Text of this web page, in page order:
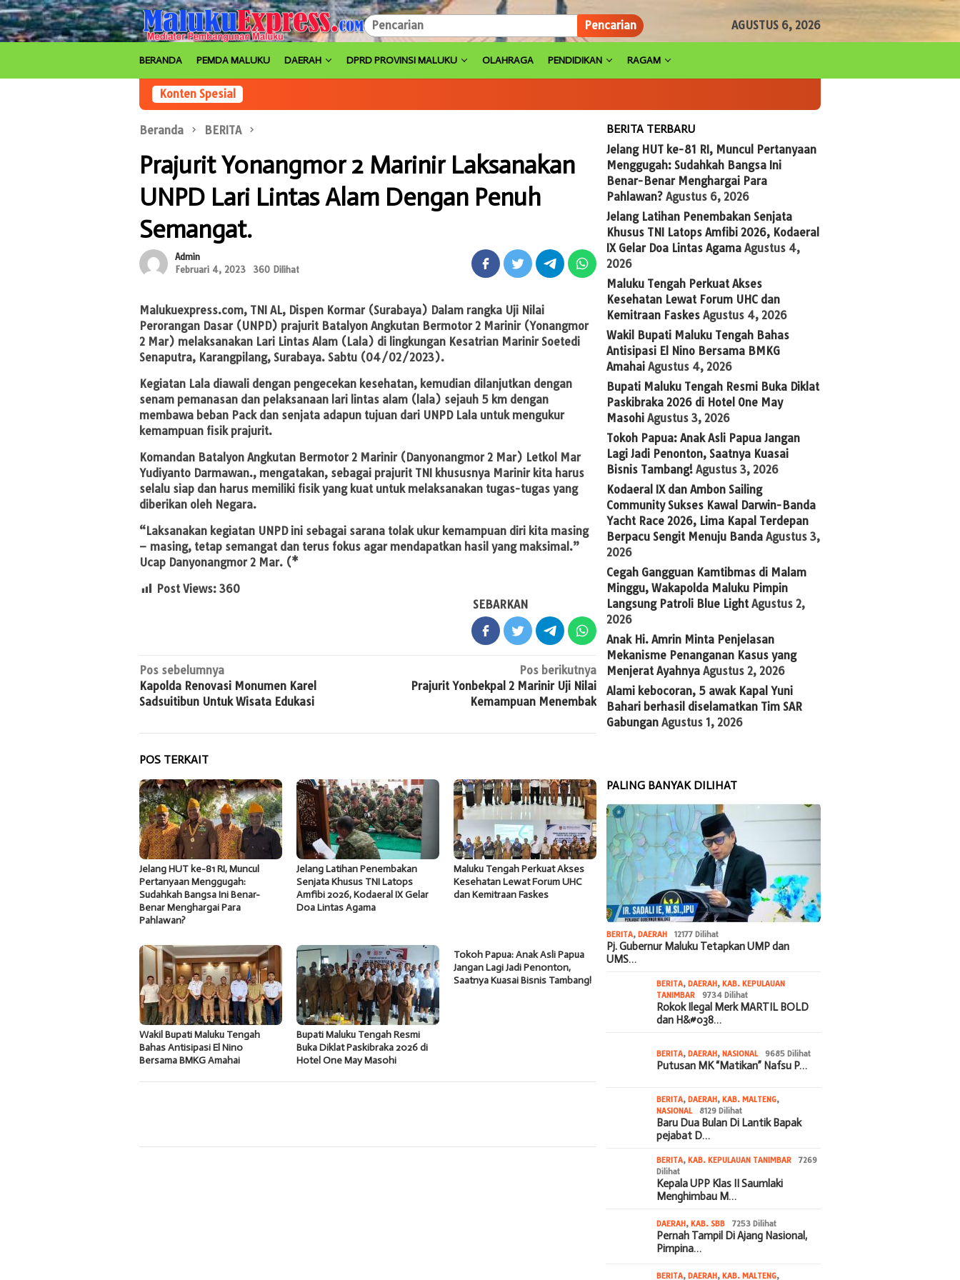
Loncat
ke
konten
Pencarian AGUSTUS 6, 2026
BERANDA PEMDA MALUKU DAERAH DPRD PROVINSI MALUKU OLAHRAGA PENDIDIKAN RAGAM
Konten Spesial
Beranda BERITA
Prajurit Yonangmor 2 Marinir Laksanakan
UNPD Lari Lintas Alam Dengan Penuh
Semangat.
Admin
Februari 4, 2023
360 Dilihat
Malukuexpress.com, TNI AL, Dispen Kormar (Surabaya) Dalam rangka Uji Nilai
Perorangan Dasar (UNPD) prajurit Batalyon Angkutan Bermotor 2 Marinir (Yonangmor
2 Mar) melaksanakan Lari Lintas Alam (Lala) di lingkungan Kesatrian Marinir Soetedi
Senaputra, Karangpilang, Surabaya. Sabtu (04/02/2023).
Kegiatan Lala diawali dengan pengecekan kesehatan, kemudian dilanjutkan dengan
senam pemanasan dan pelaksanaan lari lintas alam (lala) sejauh 5 km dengan
membawa beban Pack dan senjata adapun tujuan dari UNPD Lala untuk mengukur
kemampuan fisik prajurit.
Komandan Batalyon Angkutan Bermotor 2 Marinir (Danyonangmor 2 Mar) Letkol Mar
Yudiyanto Darmawan., mengatakan, sebagai prajurit TNI khususnya Marinir kita harus
selalu siap dan harus memiliki fisik yang kuat untuk melaksanakan tugas-tugas yang
diberikan oleh Negara.
“Laksanakan kegiatan UNPD ini sebagai sarana tolak ukur kemampuan diri kita masing
– masing, tetap semangat dan terus fokus agar mendapatkan hasil yang maksimal.”
Ucap Danyonangmor 2 Mar. (*
Post Views: 360
SEBARKAN
Navigasi
pos
Pos sebelumnya
Kapolda Renovasi Monumen Karel
Sadsuitibun Untuk Wisata Edukasi
Pos berikutnya
Prajurit Yonbekpal 2 Marinir Uji Nilai
Kemampuan Menembak
POS TERKAIT
Jelang HUT ke-81 RI, Muncul
Pertanyaan Menggugah:
Sudahkah Bangsa Ini Benar-
Benar Menghargai Para
Pahlawan?
Jelang Latihan Penembakan
Senjata Khusus TNI Latops
Amfibi 2026, Kodaeral IX Gelar
Doa Lintas Agama
Maluku Tengah Perkuat Akses
Kesehatan Lewat Forum UHC
dan Kemitraan Faskes
Wakil Bupati Maluku Tengah
Bahas Antisipasi El Nino
Bersama BMKG Amahai
Bupati Maluku Tengah Resmi
Buka Diklat Paskibraka 2026 di
Hotel One May Masohi
Tokoh Papua: Anak Asli Papua
Jangan Lagi Jadi Penonton,
Saatnya Kuasai Bisnis Tambang!
BERITA TERBARU
Jelang HUT ke-81 RI, Muncul Pertanyaan
Menggugah: Sudahkah Bangsa Ini
Benar-Benar Menghargai Para
Pahlawan? Agustus 6, 2026
Jelang Latihan Penembakan Senjata
Khusus TNI Latops Amfibi 2026, Kodaeral
IX Gelar Doa Lintas Agama Agustus 4,
2026
Maluku Tengah Perkuat Akses
Kesehatan Lewat Forum UHC dan
Kemitraan Faskes Agustus 4, 2026
Wakil Bupati Maluku Tengah Bahas
Antisipasi El Nino Bersama BMKG
Amahai Agustus 4, 2026
Bupati Maluku Tengah Resmi Buka Diklat
Paskibraka 2026 di Hotel One May
Masohi Agustus 3, 2026
Tokoh Papua: Anak Asli Papua Jangan
Lagi Jadi Penonton, Saatnya Kuasai
Bisnis Tambang! Agustus 3, 2026
Kodaeral IX dan Ambon Sailing
Community Sukses Kawal Darwin-Banda
Yacht Race 2026, Lima Kapal Terdepan
Berpacu Sengit Menuju Banda Agustus 3,
2026
Cegah Gangguan Kamtibmas di Malam
Minggu, Wakapolda Maluku Pimpin
Langsung Patroli Blue Light Agustus 2,
2026
Anak Hi. Amrin Minta Penjelasan
Mekanisme Penanganan Kasus yang
Menjerat Ayahnya Agustus 2, 2026
Alami kebocoran, 5 awak Kapal Yuni
Bahari berhasil diselamatkan Tim SAR
Gabungan Agustus 1, 2026
PALING BANYAK DILIHAT
BERITA,DAERAH 12177 Dilihat
Pj. Gubernur Maluku Tetapkan UMP dan
UMS…
BERITA,DAERAH,KAB. KEPULAUAN
TANIMBAR
9734 Dilihat
Rokok Ilegal Merk MARTIL BOLD
dan H&#038…
BERITA,DAERAH,NASIONAL 9685 Dilihat
Putusan MK “Matikan” Nafsu P…
BERITA,DAERAH,KAB. MALTENG,
NASIONAL
8129 Dilihat
Baru Dua Bulan Di Lantik Bapak
pejabat D…
BERITA,KAB. KEPULAUAN TANIMBAR
7269
Dilihat
Kepala UPP Klas II Saumlaki
Menghimbau M…
DAERAH,KAB. SBB 7253 Dilihat
Pernah Tampil Di Ajang Nasional,
Pimpina…
BERITA,DAERAH,KAB. MALTENG,